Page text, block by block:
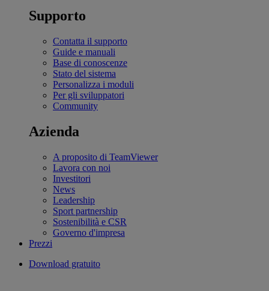
Supporto
Contatta il supporto
Guide e manuali
Base di conoscenze
Stato del sistema
Personalizza i moduli
Per gli sviluppatori
Community
Azienda
A proposito di TeamViewer
Lavora con noi
Investitori
News
Leadership
Sport partnership
Sostenibilità e CSR
Governo d'impresa
Prezzi
Download gratuito